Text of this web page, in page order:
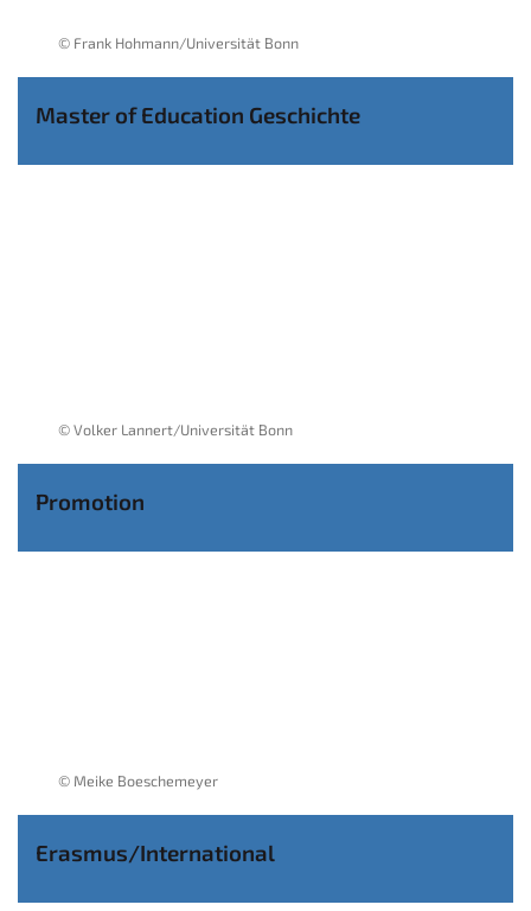
© Frank Hohmann/Universität Bonn
Master of Education Geschichte
© Volker Lannert/Universität Bonn
Promotion
© Meike Boeschemeyer
Erasmus/International